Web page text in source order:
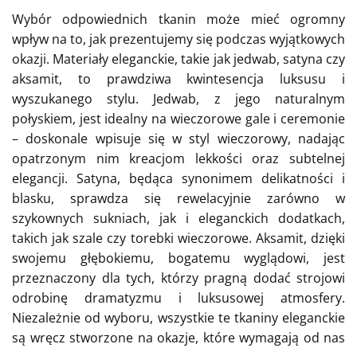
Wybór odpowiednich tkanin może mieć ogromny
wpływ na to, jak prezentujemy się podczas wyjątkowych
okazji. Materiały eleganckie, takie jak jedwab, satyna czy
aksamit, to prawdziwa kwintesencja luksusu i
wyszukanego stylu. Jedwab, z jego naturalnym
połyskiem, jest idealny na wieczorowe gale i ceremonie
– doskonale wpisuje się w styl wieczorowy, nadając
opatrzonym nim kreacjom lekkości oraz subtelnej
elegancji. Satyna, będąca synonimem delikatności i
blasku, sprawdza się rewelacyjnie zarówno w
szykownych sukniach, jak i eleganckich dodatkach,
takich jak szale czy torebki wieczorowe. Aksamit, dzięki
swojemu głębokiemu, bogatemu wyglądowi, jest
przeznaczony dla tych, którzy pragną dodać strojowi
odrobinę dramatyzmu i luksusowej atmosfery.
Niezależnie od wyboru, wszystkie te tkaniny eleganckie
są wręcz stworzone na okazje, które wymagają od nas